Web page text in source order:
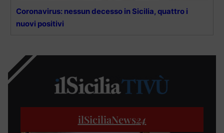
Coronavirus: nessun decesso in Sicilia, quattro i
nuovi positivi
ilSiciliaNews24